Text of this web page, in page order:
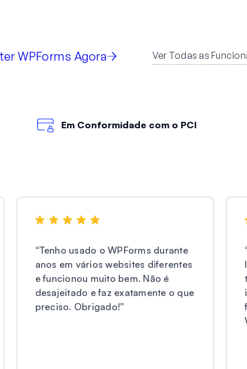
WPForms Agora Ver Todas as
Em Conformidade com o PCI
“Tenho usado o WPForms durante
anos em vários websites diferentes
e funcionou muito bem. Não é
desajeitado e faz exatamente o que
preciso. Obrigado!”